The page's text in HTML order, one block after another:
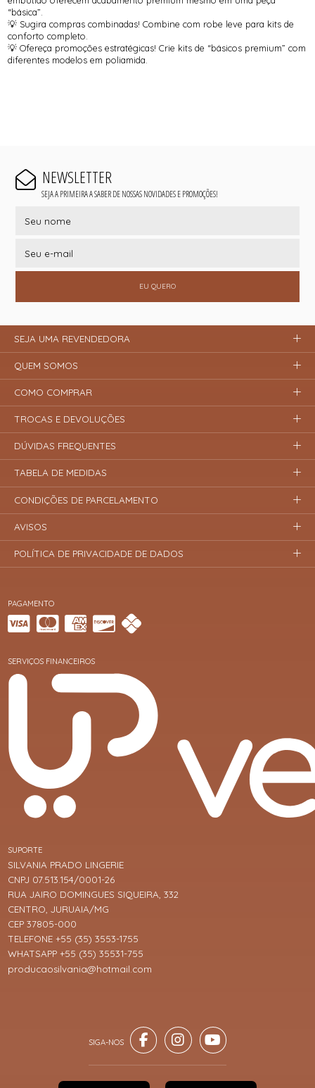
“básica”.
💡 Sugira compras combinadas! Combine com robe leve para kits de
conforto completo.
💡 Ofereça promoções estratégicas! Crie kits de “básicos premium” com
diferentes modelos em poliamida.
NEWSLETTER
SEJA A PRIMEIRA A SABER DE NOSSAS NOVIDADES E PROMOÇÕES!
EU QUERO
PAGAMENTO
SERVIÇOS FINANCEIROS
SUPORTE
SILVANIA PRADO LINGERIE
CNPJ 07.513.154/0001-26
RUA JAIRO DOMINGUES SIQUEIRA, 332
CENTRO, JURUAIA/MG
CEP 37805-000
TELEFONE +55 (35) 3553-1755
WHATSAPP +55 (35) 35531-755
producaosilvania@hotmail.com
SEJA UMA REVENDEDORA
QUEM SOMOS
COMO COMPRAR
TROCAS E DEVOLUÇÕES
DÚVIDAS FREQUENTES
TABELA DE MEDIDAS
CONDIÇÕES DE PARCELAMENTO
AVISOS
POLÍTICA DE PRIVACIDADE DE DADOS